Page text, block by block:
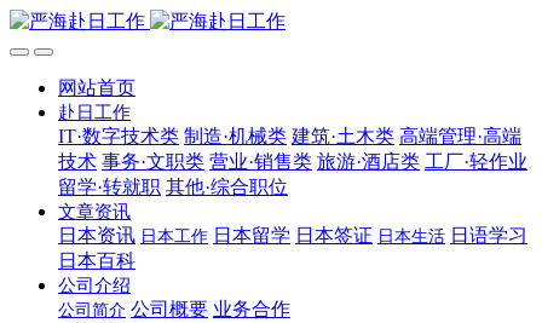
网站首页
赴日工作
IT·数字技术类 制造·机械类 建筑·土木类 高端管理·高端
技术 事务·文职类 营业·销售类 旅游·酒店类 工厂·轻作业
留学·转就职 其他·综合职位
文章资讯
日本资讯 日本工作 日本留学 日本签证 日本生活 日语学习
日本百科
公司介绍
公司简介 公司概要 业务合作